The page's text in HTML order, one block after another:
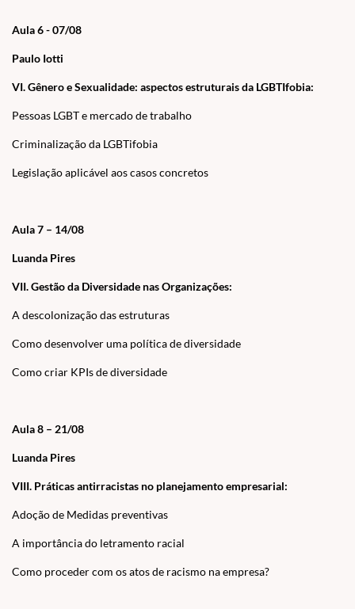
Aula 6 - 07/08
Paulo Iotti
VI. Gênero e Sexualidade: aspectos estruturais da LGBTIfobia:
Pessoas LGBT e mercado de trabalho
Criminalização da LGBTifobia
Legislação aplicável aos casos concretos
Aula 7 – 14/08
Luanda Pires
VII. Gestão da Diversidade nas Organizações:
A descolonização das estruturas
Como desenvolver uma política de diversidade
Como criar KPIs de diversidade
Aula 8 – 21/08
Luanda Pires
VIII. Práticas antirracistas no planejamento empresarial:
Adoção de Medidas preventivas
A importância do letramento racial
Como proceder com os atos de racismo na empresa?